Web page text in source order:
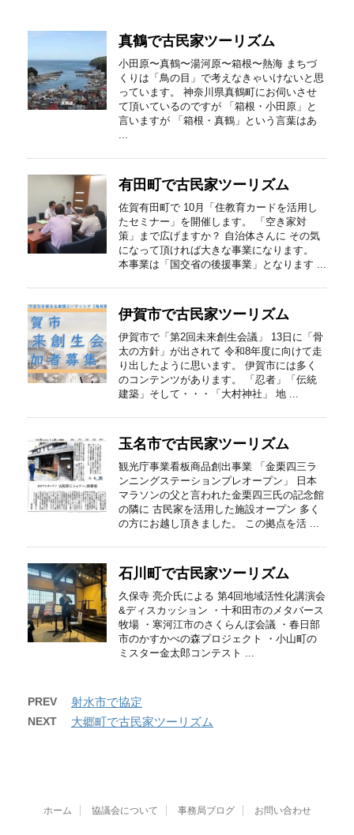
真鶴で古民家ツーリズム
小田原〜真鶴〜湯河原〜箱根〜熱海 まちづ
くりは「鳥の目」で考えなきゃいけないと思
っています。 神奈川県真鶴町にお伺いさせ
て頂いているのですが 「箱根・小田原」と
言いますが 「箱根・真鶴」という言葉はあ
...
有田町で古民家ツーリズム
佐賀有田町で 10月「住教育カードを活用し
たセミナー」を開催します。 「空き家対
策」まで広げますか？ 自治体さんに その気
になって頂ければ大きな事業になります。
本事業は「国交省の後援事業」となります ...
伊賀市で古民家ツーリズム
伊賀市で「第2回未来創生会議」 13日に「骨
太の方針」が出されて 令和8年度に向けて走
り出したように思います。 伊賀市には多く
のコンテンツがあります。 「忍者」「伝統
建築」そして・・・「大村神社」 地 ...
玉名市で古民家ツーリズム
観光庁事業看板商品創出事業 「金栗四三ラ
ンニングステーションプレオープン」 日本
マラソンの父と言われた金栗四三氏の記念館
の隣に 古民家を活用した施設オープン 多く
の方にお越し頂きました。 この拠点を活 ...
石川町で古民家ツーリズム
久保寺 亮介氏による 第4回地域活性化講演会
&ディスカッション ・十和田市のメタバース
牧場 ・寒河江市のさくらんぼ会議 ・春日部
市のかすかべの森プロジェクト ・小山町の
ミスター金太郎コンテスト ...
PREV 射水市で協定
NEXT 大郷町で古民家ツーリズム
ホーム 協議会について 事務局ブログ お問い合わせ